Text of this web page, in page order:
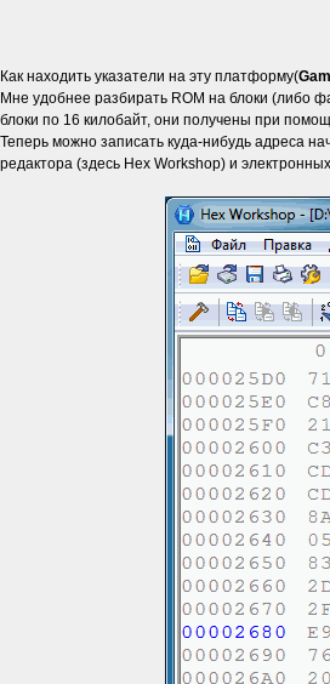
Как находить указатели на эту платформу(
Мне удобнее разбирать ROM на блоки (либо
блоки по 16 килобайт, они получены при
Теперь можно записать куда-нибудь адреса
редактора (здесь Hex Workshop) и